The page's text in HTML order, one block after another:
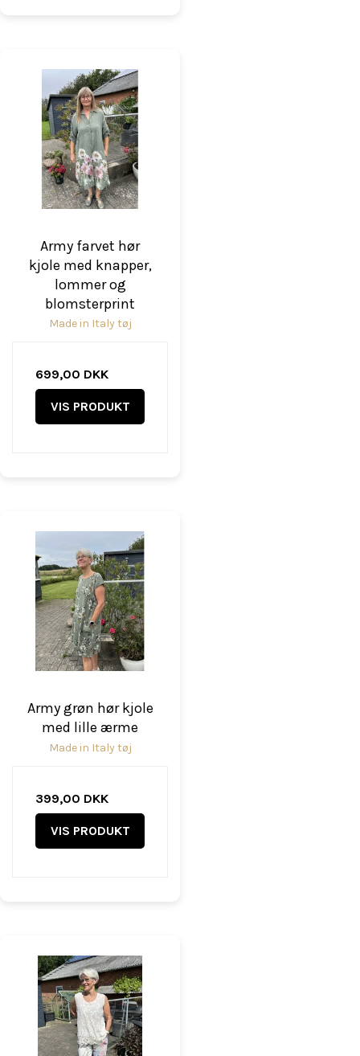
Army farvet hør
kjole med knapper,
lommer og
blomsterprint
Made in Italy tøj
699,00 DKK
VIS PRODUKT
Army grøn hør kjole
med lille ærme
Made in Italy tøj
399,00 DKK
VIS PRODUKT